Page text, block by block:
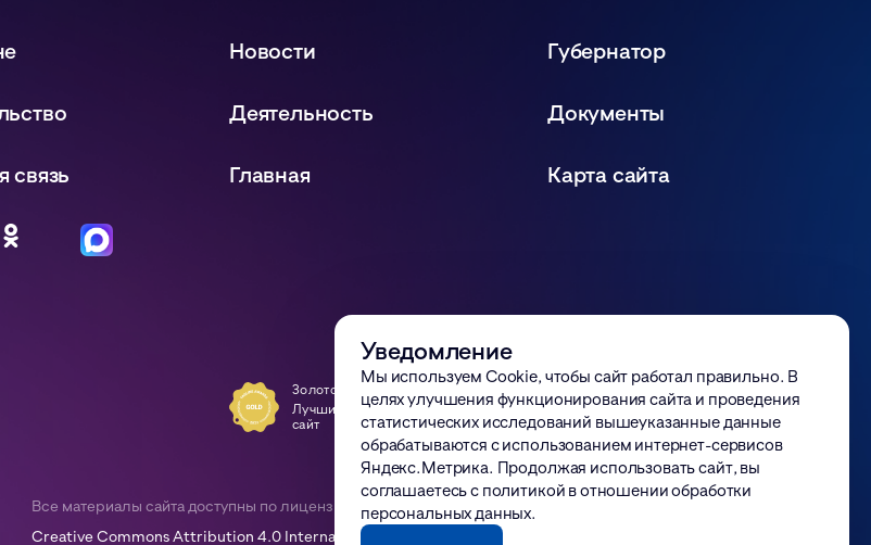
Новости Губернатор
Деятельность Документы
связь Главная Карта сайта
Золото, Tagline Awards
Лучший государственный
сайт
Победа, Digital-Оттепель
Awards
Сайт года
Все материалы сайта доступны по лицензии:
Creative Commons Attribution 4.0 International
Уведомление
Мы используем Cookie, чтобы сайт работал правильно. В
целях улучшения функционирования сайта и проведения
статистических исследований вышеуказанные данные
обрабатываются с использованием интернет-сервисов
Яндекс.Метрика. Продолжая использовать сайт, вы
соглашаетесь с политикой в отношении обработки
персональных данных.